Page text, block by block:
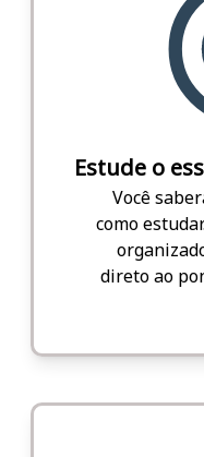
Estude o
Você
como
direto ao